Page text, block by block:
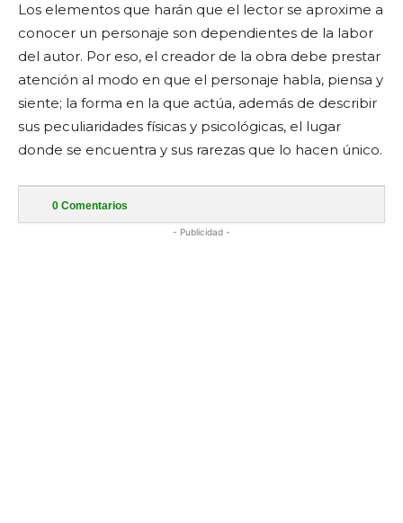
Los elementos que harán que el lector se aproxime a
conocer un personaje son dependientes de la labor
del autor. Por eso, el creador de la obra debe prestar
atención al modo en que el personaje habla, piensa y
siente; la forma en la que actúa, además de describir
sus peculiaridades físicas y psicológicas, el lugar
donde se encuentra y sus rarezas que lo hacen único.
0 Comentarios
- Publicidad -